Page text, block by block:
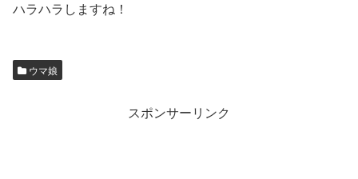
ハラハラしますね！
ウマ娘
スポンサーリンク